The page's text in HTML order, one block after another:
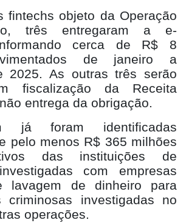
fintechs objeto da Operação
três entregaram a e-
cerca de R$ 8
de janeiro a
2025. As outras três serão
fiscalização da Receita
entrega da obrigação.
já foram identificadas
pelo menos R$ 365 milhões
das instituições de
com empresas
lavagem de dinheiro para
criminosas investigadas no
operações.